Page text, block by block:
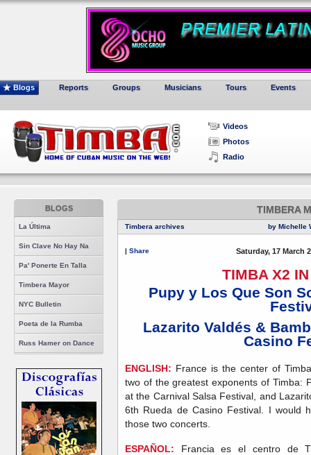
Blogs Reports Groups Musicians Tours Events
Videos
Photos
Radio
BLOGS
La Última
Sin Clave No Hay Na
Pa' Ponerte En Talla
Timbera Mayor
NYC Bulletin
Poeta de la Rumba
Russ Hamer on Dance
TIMBERA
Timbera archives by Michelle
| Share Saturday, 17 March
TIMBA X2
Pupy y Los Que Son
Lazarito Valdés &
Casino
ENGLISH: France is the center of
two of the greatest exponents of Timba:
at the Carnival Salsa Festival, and
6th Rueda de Casino Festival. I would
those two concerts.
ESPAÑOL: Francia es el centro de